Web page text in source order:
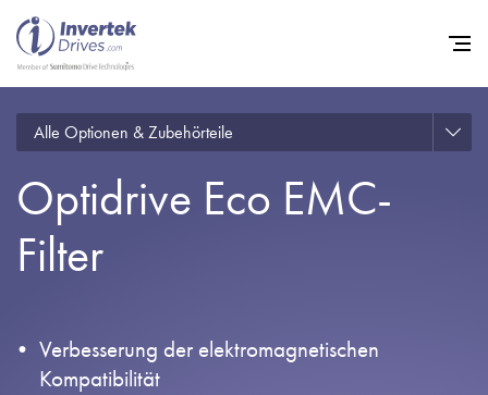
Alle Optionen & Zubehörteile
Optidrive Eco EMC-
Filter
Verbesserung der elektromagnetischen
Kompatibilität
Startseite
Frequenzumrichter
Karriere